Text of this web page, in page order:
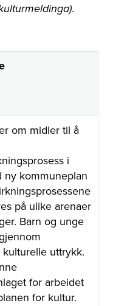
.
om midler til å
i
ny kommuneplan
på ulike arenaer
Barn og unge
uttrykk.
for arbeidet
for kultur.